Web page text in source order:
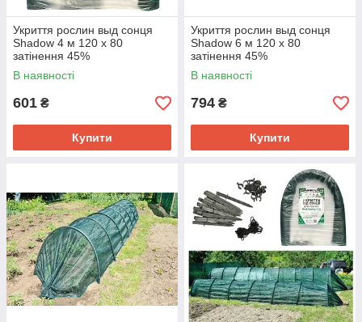
Укриття рослин выд сонця
Shadow 4 м 120 х 80
затінення 45%
В наявності
601 ₴
Купити
Укриття рослин выд сонця
Shadow 6 м 120 х 80
затінення 45%
В наявності
794 ₴
Купити